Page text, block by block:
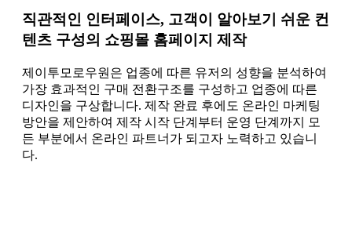
직관적인 인터페이스, 고객이 알아보기 쉬운 컨
텐츠 구성의 쇼핑몰 홈페이지 제작
제이투모로우원은 업종에 따른 유저의 성향을 분석하여
가장 효과적인 구매 전환구조를 구성하고 업종에 따른
디자인을 구상합니다. 제작 완료 후에도 온라인 마케팅
방안을 제안하여 제작 시작 단계부터 운영 단계까지 모
든 부분에서 온라인 파트너가 되고자 노력하고 있습니
다.